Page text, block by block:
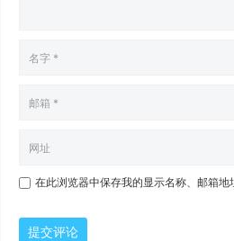
在此浏览器中保存我的显示名称、邮箱地
提交评论